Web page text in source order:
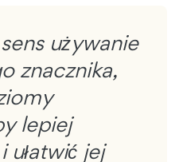
używanie
znacznika,
lepiej
ułatwić jej